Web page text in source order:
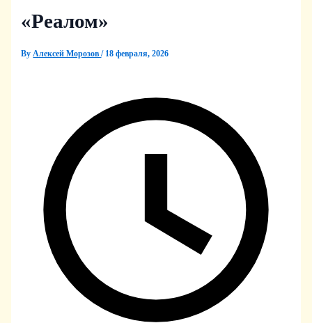
«Реалом»
ByАлексей Морозов/ 18 февраля, 2026